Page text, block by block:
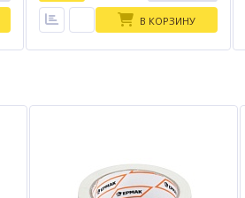
В КОРЗИНУ